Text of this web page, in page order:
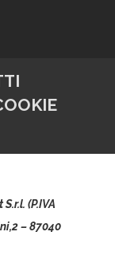
(P.IVA
– 87040